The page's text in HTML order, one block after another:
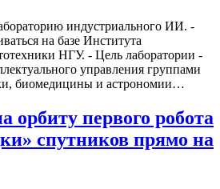
индустриального ИИ. -
на базе Института
НГУ. - Цель лаборатории -
управления группами
биомедицины и астрономии…
первого робота
спутников прямо на